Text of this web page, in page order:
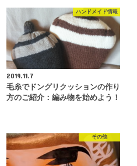
ハンドメイド情報
2019.11.7
毛糸でドングリクッションの作り
方のご紹介：編み物を始めよう！
その他